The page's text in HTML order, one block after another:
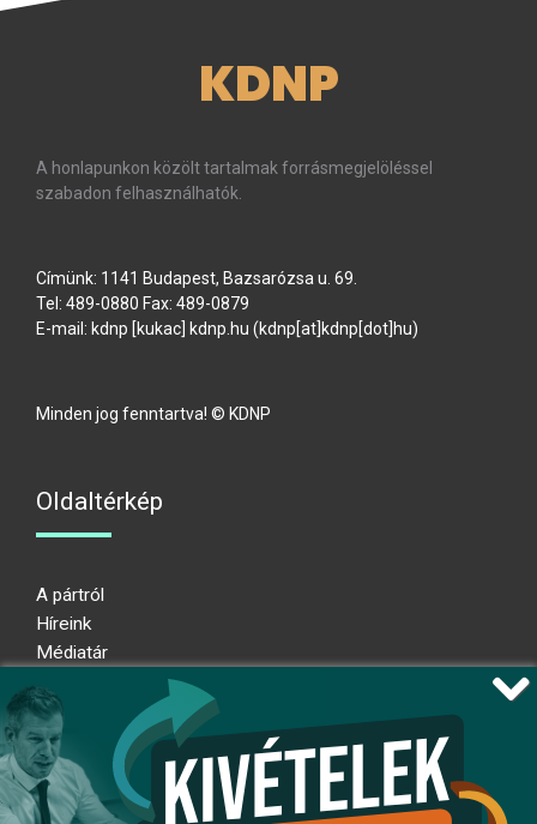
KDNP
A honlapunkon közölt tartalmak forrásmegjelöléssel
szabadon felhasználhatók.
Címünk: 1141 Budapest, Bazsarózsa u. 69.
Tel: 489-0880 Fax: 489-0879
E-mail: kdnp [kukac] kdnp hu (kdnp[at]kdnp[dot]hu)
Minden jog fenntartva! © KDNP
Oldaltérkép
A pártról
Híreink
Médiatár
Adatkezelési nyilatkozat
Átláthatósági nyilatkozat
Ugrás az oldal tetejére